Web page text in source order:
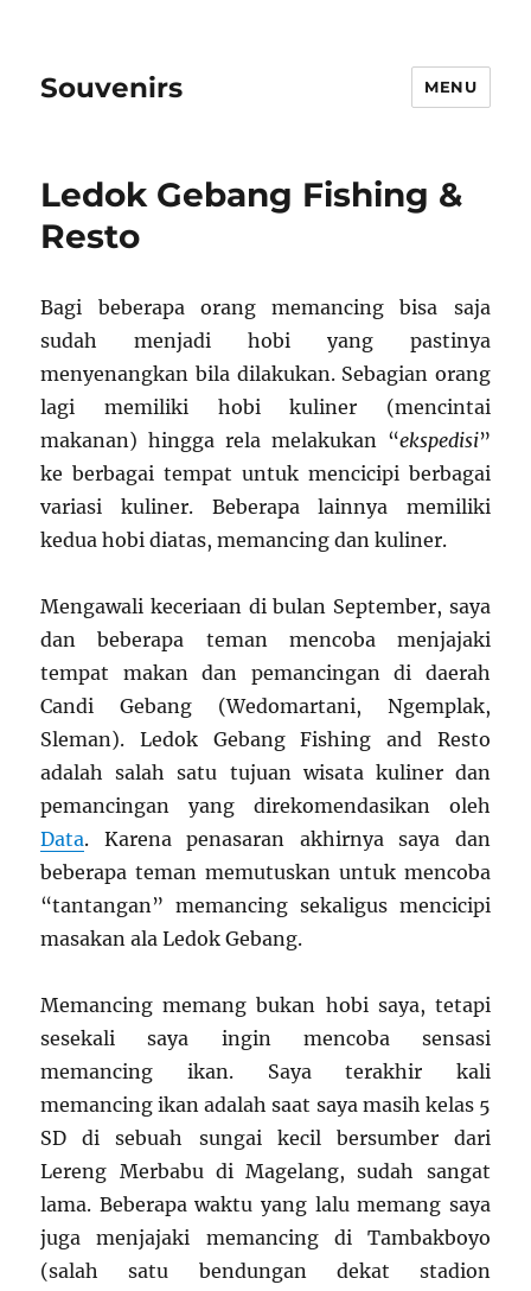
Souvenirs MENU
Ledok Gebang Fishing &
Resto
Bagi beberapa orang memancing bisa saja
sudah menjadi hobi yang pastinya
menyenangkan bila dilakukan. Sebagian orang
lagi memiliki hobi kuliner (mencintai
makanan) hingga rela melakukan “ekspedisi”
ke berbagai tempat untuk mencicipi berbagai
variasi kuliner. Beberapa lainnya memiliki
kedua hobi diatas, memancing dan kuliner.
Mengawali keceriaan di bulan September, saya
dan beberapa teman mencoba menjajaki
tempat makan dan pemancingan di daerah
Candi Gebang (Wedomartani, Ngemplak,
Sleman). Ledok Gebang Fishing and Resto
adalah salah satu tujuan wisata kuliner dan
pemancingan yang direkomendasikan oleh
Data. Karena penasaran akhirnya saya dan
beberapa teman memutuskan untuk mencoba
“tantangan” memancing sekaligus mencicipi
masakan ala Ledok Gebang.
Memancing memang bukan hobi saya, tetapi
sesekali saya ingin mencoba sensasi
memancing ikan. Saya terakhir kali
memancing ikan adalah saat saya masih kelas 5
SD di sebuah sungai kecil bersumber dari
Lereng Merbabu di Magelang, sudah sangat
lama. Beberapa waktu yang lalu memang saya
juga menjajaki memancing di Tambakboyo
(salah satu bendungan dekat stadion